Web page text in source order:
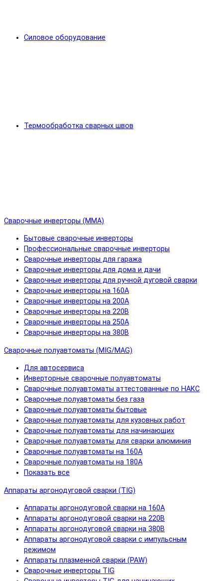
Силовое оборудование
Термообработка сварных швов
Сварочные инверторы (MMA)
Бытовые сварочные инверторы
Профессиональные сварочные инверторы
Сварочные инверторы для гаража
Сварочные инверторы для дома и дачи
Сварочные инверторы для ручной дуговой сварки
Сварочные инверторы на 160А
Сварочные инверторы на 200А
Сварочные инверторы на 220В
Сварочные инверторы на 250А
Сварочные инверторы на 380В
Сварочные полуавтоматы (MIG/MAG)
Для автосервиса
Инверторные сварочные полуавтоматы
Сварочные полуавтоматы аттестованные по НАКС
Сварочные полуавтоматы без газа
Сварочные полуавтоматы бытовые
Сварочные полуавтоматы для кузовных работ
Сварочные полуавтоматы для начинающих
Сварочные полуавтоматы для сварки алюминия
Сварочные полуавтоматы на 160А
Сварочные полуавтоматы на 180А
Показать все
Аппараты аргонодуговой сварки (TIG)
Аппараты аргонодуговой сварки на 160А
Аппараты аргонодуговой сварки на 220В
Аппараты аргонодуговой сварки на 380В
Аппараты аргонодуговой сварки с импульсным
режимом
Аппараты плазменной сварки (PAW)
Сварочные инверторы TIG